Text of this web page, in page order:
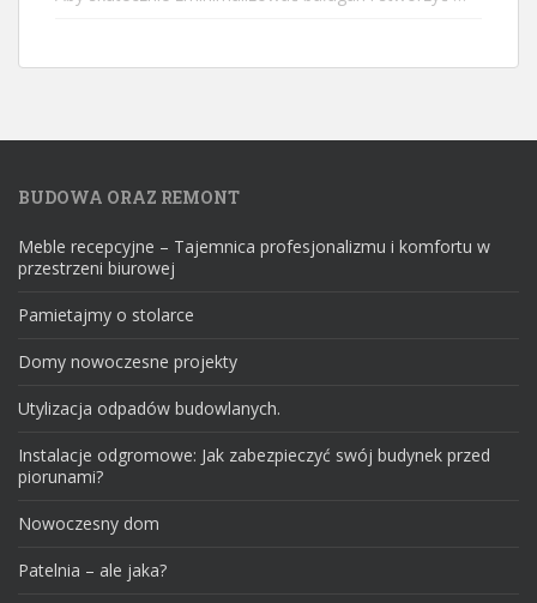
BUDOWA ORAZ REMONT
Meble recepcyjne – Tajemnica profesjonalizmu i komfortu w
przestrzeni biurowej
Pamietajmy o stolarce
Domy nowoczesne projekty
Utylizacja odpadów budowlanych.
Instalacje odgromowe: Jak zabezpieczyć swój budynek przed
piorunami?
Nowoczesny dom
Patelnia – ale jaka?